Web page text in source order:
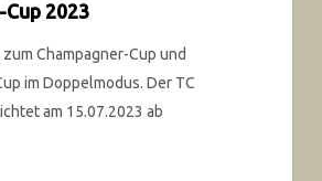
2023
Champagner-Cup und
im Doppelmodus. Der TC
am 15.07.2023 ab